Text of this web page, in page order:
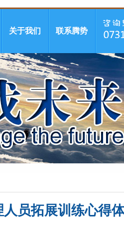
关于我们 联系腾势
员拓展训练心得